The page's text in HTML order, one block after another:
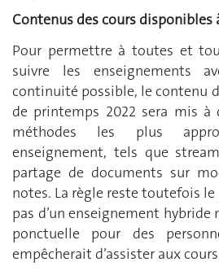
Contenus des cours disponibles
Pour permettre à toutes et
suivre les enseignements
continuité possible, le contenu
de printemps 2022 sera mis à
méthodes les plus
enseignement, tels que
partage de documents sur
notes. La règle reste toutefois le
pas d’un enseignement hybride
ponctuelle pour des
empêcherait d’assister aux